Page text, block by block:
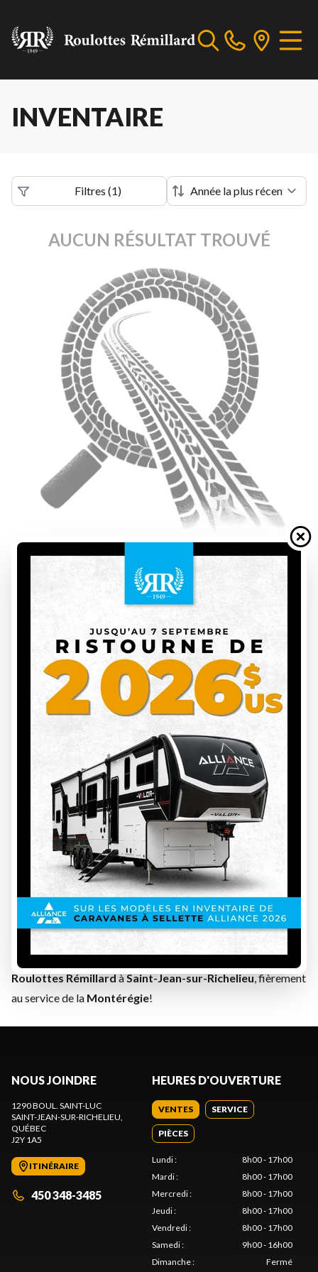
INVENTAIRE
Filtres (1)
AUCUN RÉSULTAT TROUVÉ
sur-Richelieu
À la recherche du véhicule parfait pour vos prochaines
aventures? Notre
inventaire complet de véhicules neufs
et usagés
est là pour répondre à tous vos besoins!
Notre collection exceptionnelle comprend des
neufs et usagés des plus grandes marques. Pour votre
tranquillité d'esprit, tous nos produits
usagéssont soumis à
inspection rigoureuse de notre équipe de techniciens
d'expérience. Que vous optiez pour un véhicule neufou
occasion, notredépartement de servicecompétent sera
toujours là pour vous accompagner dans vos aventures!
Vous avez des questions sur un modèle particulier? Besoin de
conseils pour faire le meilleur choix? Notre équipe
passionnée est là pour vous guider et vous aider à trouver le
véhicule qui correspond exactement à vos attentes et à votre
Contactez-nousou passez nous voir en concession chez
Roulottes RémillardàSaint-Jean-sur-Richelieu, fièrement
au service de la Montérégie!
NOUS JOINDRE
1290 BOUL. SAINT-LUC
SAINT-JEAN-SUR-RICHELIEU,
QUÉBEC
J2Y 1A5
ITINÉRAIRE
450 348-3485
HEURES D'OUVERTURE
VENTES SERVICE
PIÈCES
Lundi:
8h00 - 17h00
Mardi:
8h00 - 17h00
Mercredi:
8h00 - 17h00
Jeudi:
8h00 - 17h00
Vendredi:
8h00 - 17h00
Samedi:
9h00 - 16h00
Dimanche: Fermé